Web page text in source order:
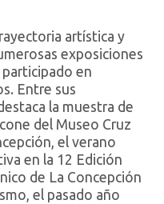
artística y
exposiciones
en
Entre sus
la muestra de
del Museo Cruz
el verano
en la 12 Edición
de La Concepción
el pasado año